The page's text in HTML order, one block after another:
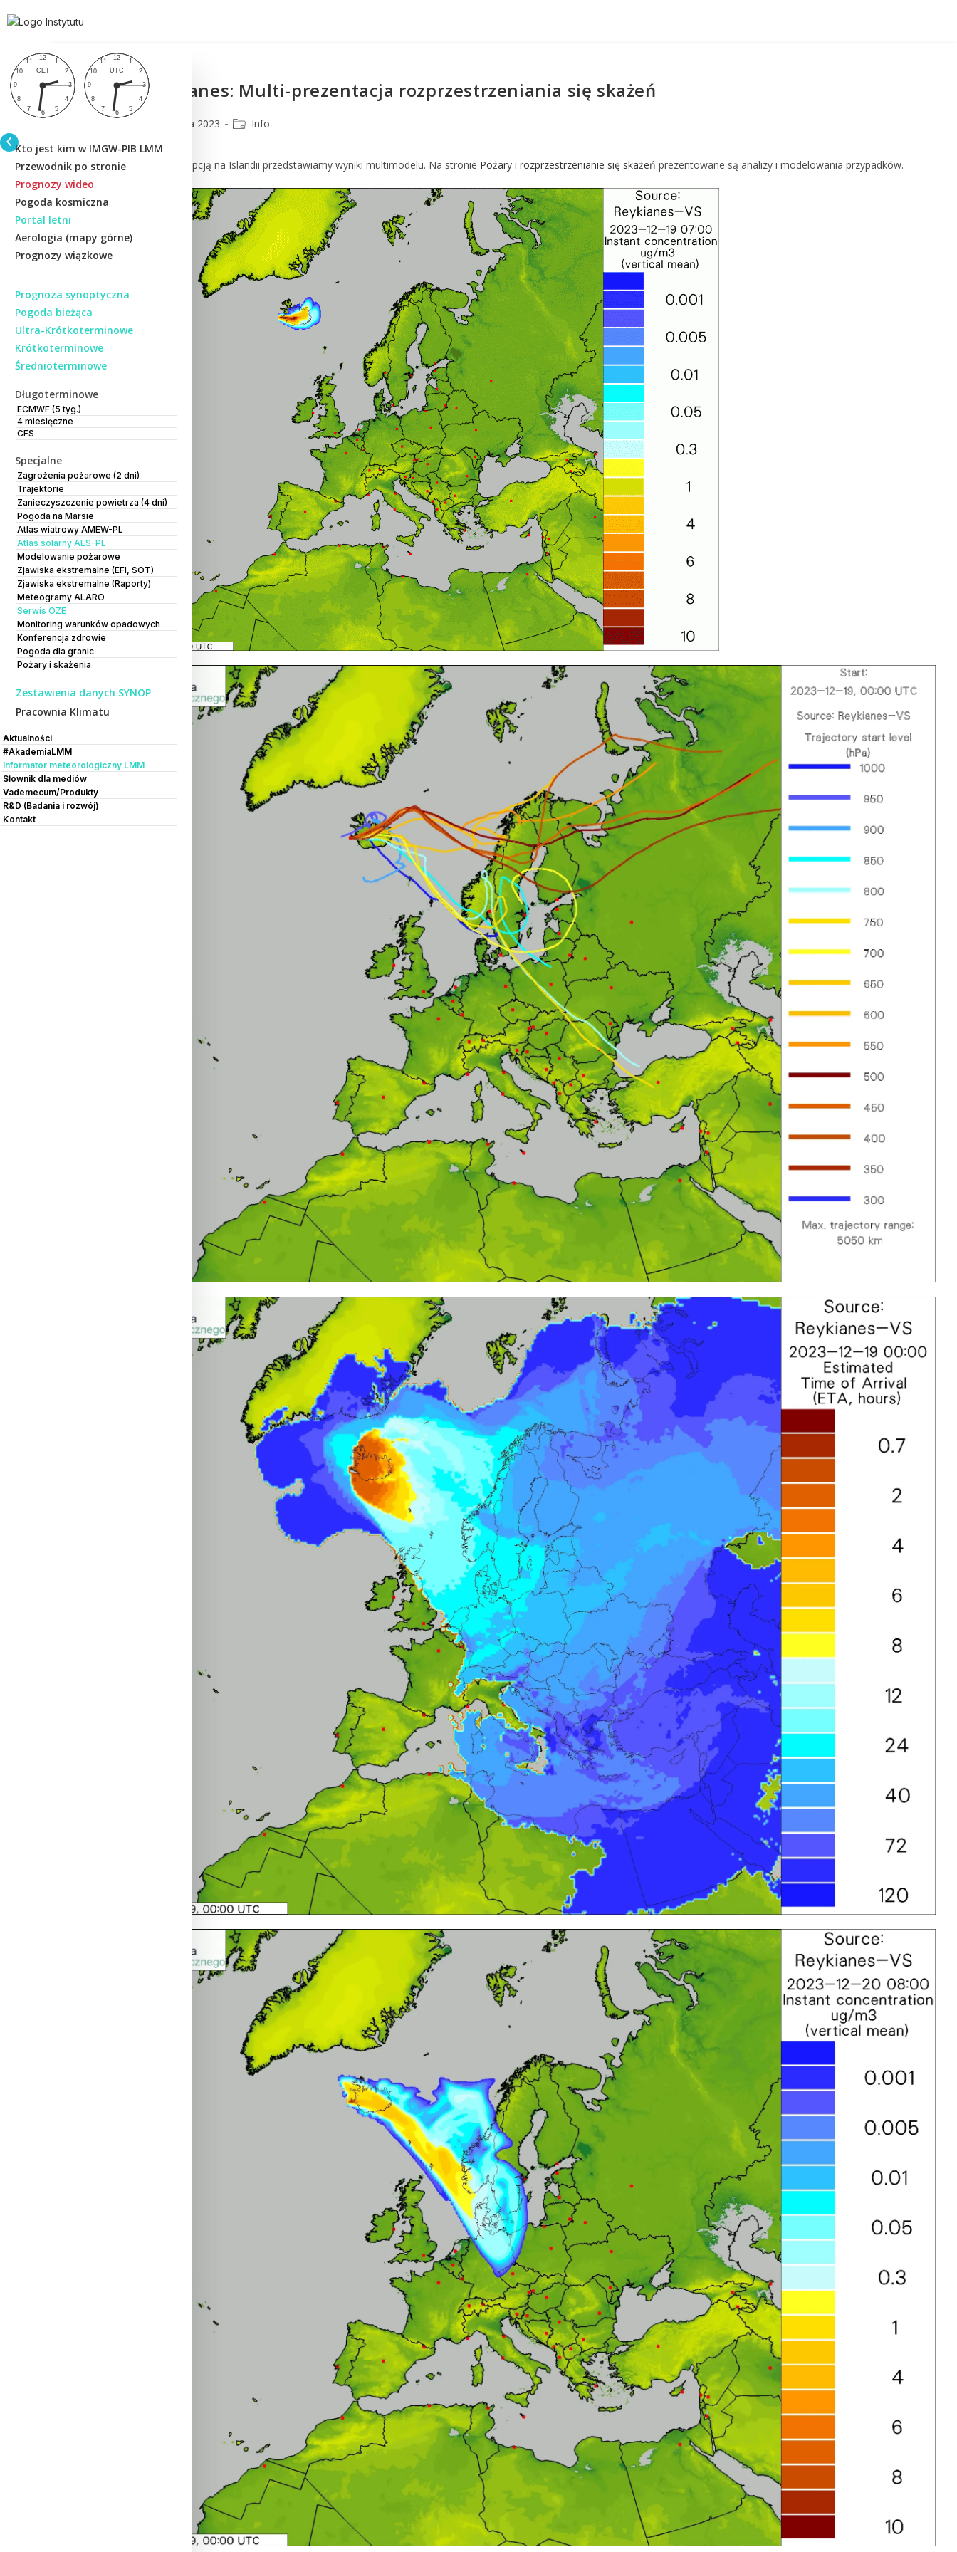
Kto jest kim w IMGW-PIB LMM
Przewodnik po stronie
Prognozy wideo
Pogoda kosmiczna
Portal letni
Aerologia (mapy górne)
Prognozy wiązkowe
Prognoza synoptyczna
Pogoda bieżąca
Ultra-Krótkoterminowe
Krótkoterminowe
Średnioterminowe
Długoterminowe
ECMWF (5 tyg.)
4 miesięczne
CFS
Specjalne
Zagrożenia pożarowe (2 dni)
Trajektorie
Zanieczyszczenie powietrza (4 dni)
Pogoda na Marsie
Atlas wiatrowy AMEW-PL
Atlas solarny AES-PL
Modelowanie pożarowe
Zjawiska ekstremalne (EFI, SOT)
Zjawiska ekstremalne (Raporty)
Meteogramy ALARO
Serwis OZE
Monitoring warunków opadowych
Konferencja zdrowie
Pogoda dla granic
Pożary i skażenia
Zestawienia danych SYNOP
Pracownia Klimatu
Aktualności
#AkademiaLMM
Informator meteorologiczny LMM
Słownik dla mediów
Vademecum/Produkty
R&D (Badania i rozwój)
Kontakt
Erupcja Reykjanes: Multi-prezentacja rozprzestrzeniania się skażeń
19 grudnia 2023 Info
W związku z dzisiejszą erupcją na Islandii przedstawiamy wyniki multimodelu. Na stronie Pożary i rozprzestrzenianie się skażeń prezentowane są analizy i modelowania przypadków.